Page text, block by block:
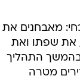
מאבחנים את
את שפתו ואת
התהליך
מטרה